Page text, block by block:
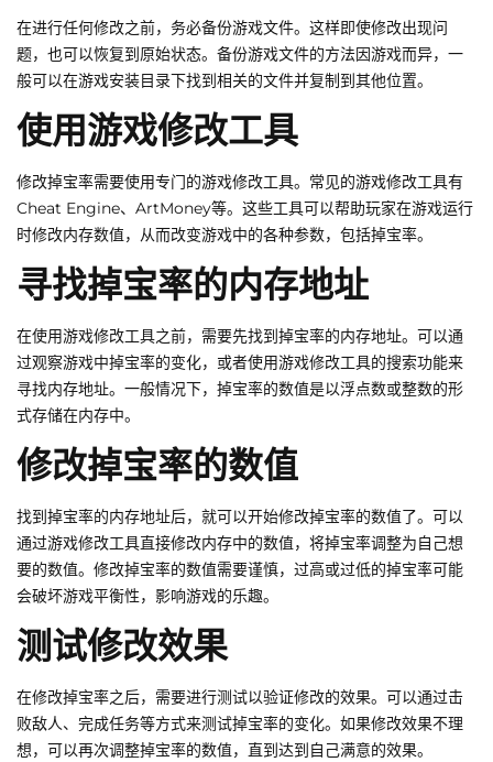
在进行任何修改之前，务必备份游戏文件。这样即使修改出现问
题，也可以恢复到原始状态。备份游戏文件的方法因游戏而异，一
般可以在游戏安装目录下找到相关的文件并复制到其他位置。
使用游戏修改工具
修改掉宝率需要使用专门的游戏修改工具。常见的游戏修改工具有
Cheat Engine、ArtMoney等。这些工具可以帮助玩家在游戏运行
时修改内存数值，从而改变游戏中的各种参数，包括掉宝率。
寻找掉宝率的内存地址
在使用游戏修改工具之前，需要先找到掉宝率的内存地址。可以通
过观察游戏中掉宝率的变化，或者使用游戏修改工具的搜索功能来
寻找内存地址。一般情况下，掉宝率的数值是以浮点数或整数的形
式存储在内存中。
修改掉宝率的数值
找到掉宝率的内存地址后，就可以开始修改掉宝率的数值了。可以
通过游戏修改工具直接修改内存中的数值，将掉宝率调整为自己想
要的数值。修改掉宝率的数值需要谨慎，过高或过低的掉宝率可能
会破坏游戏平衡性，影响游戏的乐趣。
测试修改效果
在修改掉宝率之后，需要进行测试以验证修改的效果。可以通过击
败敌人、完成任务等方式来测试掉宝率的变化。如果修改效果不理
想，可以再次调整掉宝率的数值，直到达到自己满意的效果。